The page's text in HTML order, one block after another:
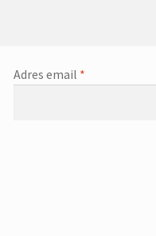
Adres email *